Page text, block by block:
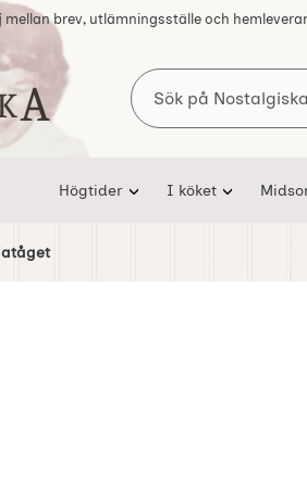
mellan brev, utlämningsställe och
för Nostalgiska
Sök
Högtider I köket